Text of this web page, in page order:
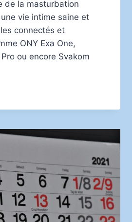
de la masturbation
vie intime saine et
connectés et
ONY Exa One,
ou encore Svakom